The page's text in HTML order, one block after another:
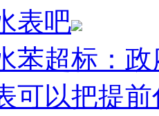
表吧
苯超标：
可以把提